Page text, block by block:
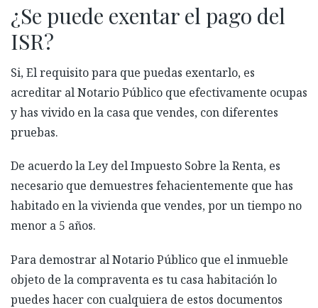
¿Se puede exentar el pago del
ISR?
Si, El requisito para que puedas exentarlo, es
acreditar al Notario Público que efectivamente ocupas
y has vivido en la casa que vendes, con diferentes
pruebas.
De acuerdo la Ley del Impuesto Sobre la Renta, es
necesario que demuestres fehacientemente que has
habitado en la vivienda que vendes, por un tiempo no
menor a 5 años.
Para demostrar al Notario Público que el inmueble
objeto de la compraventa es tu casa habitación lo
puedes hacer con cualquiera de estos documentos